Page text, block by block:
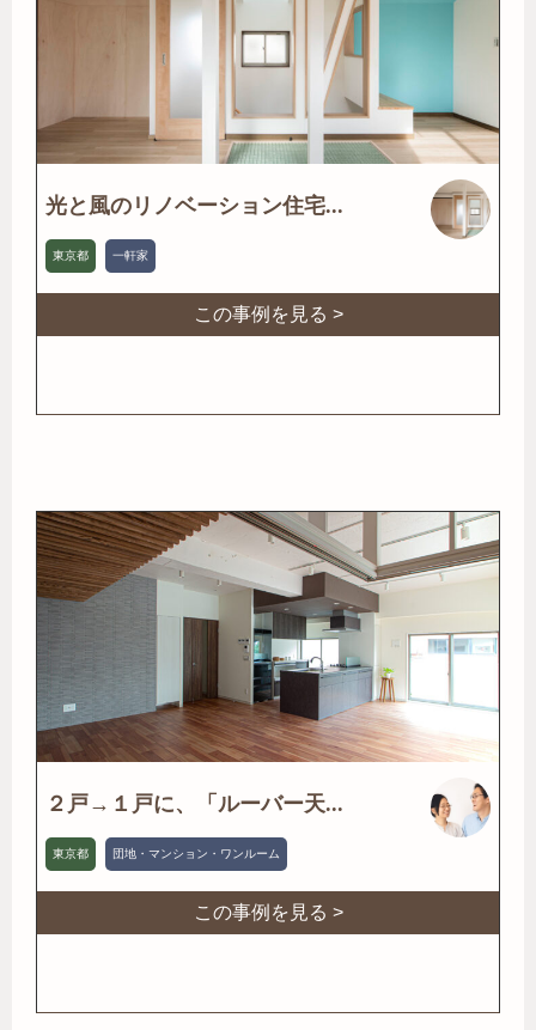
光と風のリノベーション住宅...
東京都 一軒家
この事例を見る >
２戸→１戸に、「ルーバー天...
東京都 団地・マンション・ワンルーム
この事例を見る >